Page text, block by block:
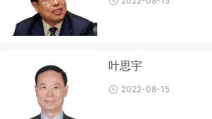
叶思宇
2022-08-15